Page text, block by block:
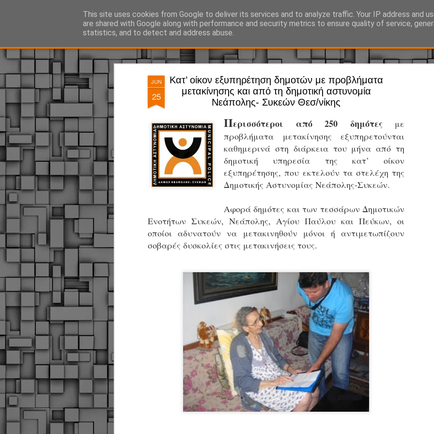
JUN
25
Κατ’ οίκον εξυπηρέτηση δημοτών με προβλήματα
μετακίνησης και από τη δημοτική αστυνομία
Νεάπολης- Συκεών Θεσ/νίκης
Περισσότεροι από 250 δημότες με
προβλήματα μετακίνησης εξυπηρετούνται
καθημερινά στη διάρκεια του μήνα από τη
δημοτική υπηρεσία της κατ’ οίκον
εξυπηρέτησης, που εκτελούν τα στελέχη της
Δημοτικής Αστυνομίας Νεάπολης-Συκεών.
Αφορά δημότες και των τεσσάρων Δημοτικών
Ενοτήτων Συκεών, Νεάπολης, Αγίου Παύλου και Πεύκων, οι
οποίοι αδυνατούν να μετακινηθούν μόνοι ή αντιμετωπίζουν
σοβαρές δυσκολίες στις μετακινήσεις τους.
This site uses cookies from Google to deliver its services and to analyze traffic. Your IP address and
are shared with Google along with performance and security metrics to ensure quality of service,
statistics, and to detect and address abuse.
ΔΗΜΟΤΙΚΗ ΑΣΤΥΝΟΜΙΑ, τα νέα! Ό, τι συμβαίνει γύρω από τη Δημοτική Αστυνομία, την τοπική
JUL
Άργος -
Ξεκινά επίσημα η
Η Δημοτική Αστυνομία
καθώς από την 1η
επιχειρησιακή
παρουσία του Δήμου
Η νέα υπηρεσία θα
εκπαιδευμένους
ήδη ολοκληρώσει την
είναι έτοιμοι να
τις περιπολίες και τις
στελεχών της υπηρεσίας.
JUN